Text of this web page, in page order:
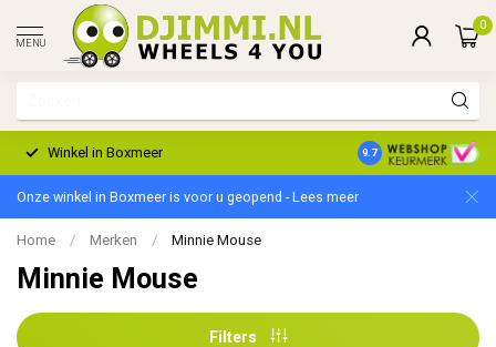
MENU
0
Winkel in Boxmeer 2 Jaar Garantie
9.7
Onze winkel in Boxmeer is voor u geopend - Lees meer
Home / Merken / Minnie Mouse
Minnie Mouse
Filters